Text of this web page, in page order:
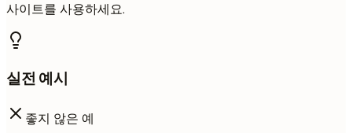
사이트를 사용하세요.
실전 예시
좋지 않은 예